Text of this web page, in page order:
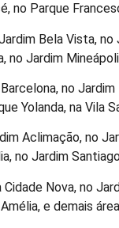
no Parque
Bela Vista,
no Jardim
no
Yolanda, na Vila
Aclimação, no
no Jardim
Cidade Nova, no
e demais